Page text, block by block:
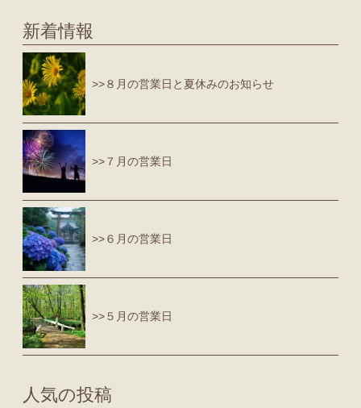
新着情報
>>８月の営業日と夏休みのお知らせ
>>７月の営業日
>>６月の営業日
>>５月の営業日
人気の投稿